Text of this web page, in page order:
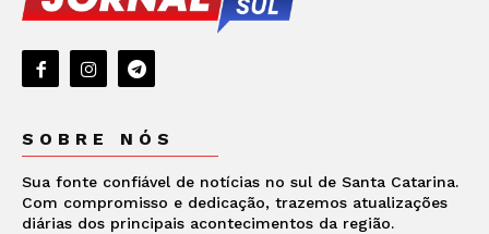
SOBRE NÓS
Sua fonte confiável de notícias no sul de Santa Catarina.
Com compromisso e dedicação, trazemos atualizações
diárias dos principais acontecimentos da região.